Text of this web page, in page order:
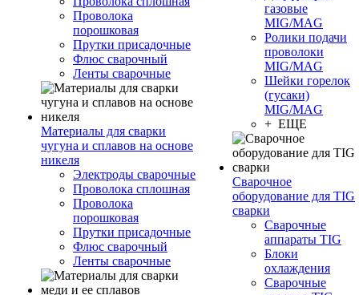
Проволока
порошковая
Прутки присадочные
Флюс сварочный
Ленты сварочные
Материалы для сварки
чугуна и сплавов на основе
никеля
Электроды сварочные
Проволока сплошная
Проволока
порошковая
Прутки присадочные
Флюс сварочный
Ленты сварочные
газовые
MIG/MAG
Ролики подачи
проволоки
MIG/MAG
Шейки горелок
(гусаки)
MIG/MAG
+ ЕЩЕ
Сварочное
оборудование для TIG
сварки
Сварочные
аппараты TIG
Блоки
охлаждения
Сварочные